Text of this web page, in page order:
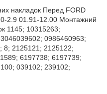
накладок Перед FORD
2.9 01.91-12.00 Монтажний
1145; 10315263;
0986460963;
8; 2125121; 2125122;
6197738; 6197739;
039102; 239102;